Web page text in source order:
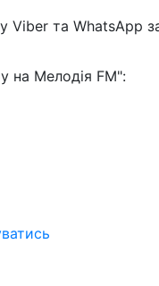
Viber та WhatsApp
на Мелодія FM":